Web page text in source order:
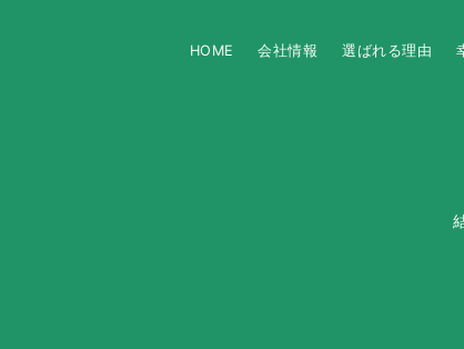
HOME 会社情報 選ばれる理由